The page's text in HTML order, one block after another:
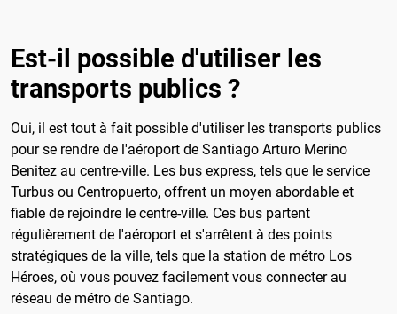
Est-il possible d'utiliser les
transports publics ?
Oui, il est tout à fait possible d'utiliser les transports publics
pour se rendre de l'aéroport de Santiago Arturo Merino
Benitez au centre-ville. Les bus express, tels que le service
Turbus ou Centropuerto, offrent un moyen abordable et
fiable de rejoindre le centre-ville. Ces bus partent
régulièrement de l'aéroport et s'arrêtent à des points
stratégiques de la ville, tels que la station de métro Los
Héroes, où vous pouvez facilement vous connecter au
réseau de métro de Santiago.